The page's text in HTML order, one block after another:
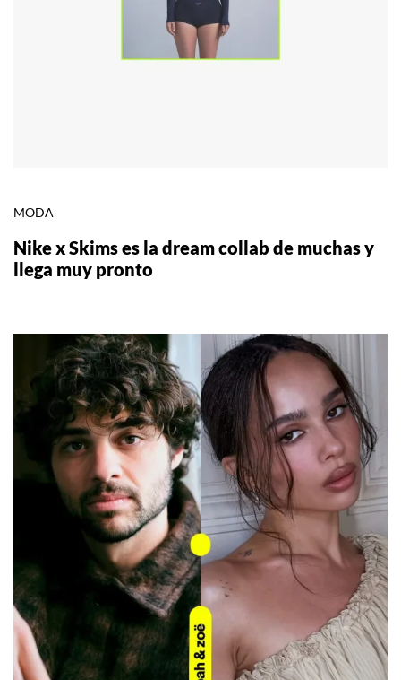
MODA
Nike x Skims es la dream collab de muchas y
llega muy pronto